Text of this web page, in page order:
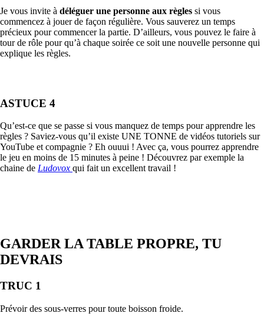
Je vous invite à déléguer une personne aux règles si vous
commencez à jouer de façon régulière. Vous sauverez un temps
précieux pour commencer la partie. D’ailleurs, vous pouvez le faire à
tour de rôle pour qu’à chaque soirée ce soit une nouvelle personne qui
explique les règles.
ASTUCE 4
Qu’est-ce que se passe si vous manquez de temps pour apprendre les
règles ? Saviez-vous qu’il existe UNE TONNE de vidéos tutoriels sur
YouTube et compagnie ? Eh ouuui ! Avec ça, vous pourrez apprendre
le jeu en moins de 15 minutes à peine ! Découvrez par exemple la
chaine de Ludovox qui fait un excellent travail !
GARDER LA TABLE PROPRE, TU
DEVRAIS
TRUC 1
Prévoir des sous-verres pour toute boisson froide.